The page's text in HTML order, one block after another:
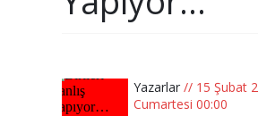
Yazarlar // 15 Şubat
Cumartesi 00:00